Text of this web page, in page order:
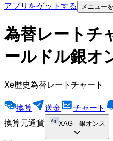
アプリをゲットする
メニュー
為替レートチ
ールドル銀オ
Xe歴史為替レートチャート
換算 送金 チャート
換算元通貨
XAG - 銀オンス